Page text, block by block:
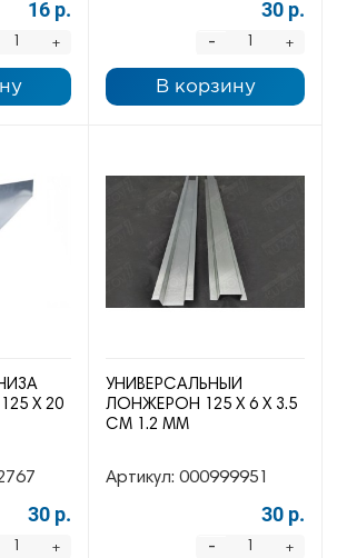
16 р.
+
30 р.
+
-
В корзину
Х 20
30 р.
+
УНИВЕРСАЛЬНЫЙ
ЛОНЖЕРОН 125 Х 6 Х 3.5
СМ 1.2 ММ
Артикул: 000999951
30 р.
+
-